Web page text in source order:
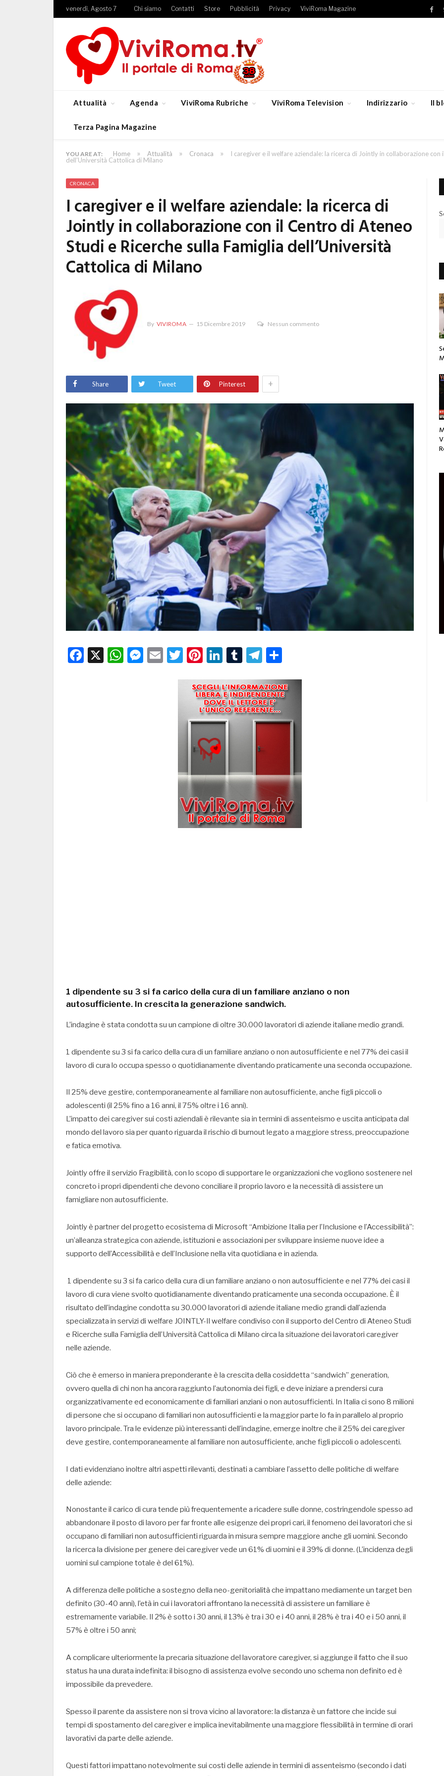
venerdì, Agosto 7 Chi siamo Contatti Store Pubblicità Privacy ViviRoma Magazine
Attualità Agenda ViviRoma Rubriche ViviRoma Television Indirizzario Il
Terza Pagina Magazine
YOU ARE AT: Home » Attualità » Cronaca »
I caregiver e il welfare aziendale: la ricerca di Jointly in collaborazione
dell’Università Cattolica di Milano
CRONACA
I caregiver e il welfare aziendale: la ricerca di
Jointly in collaborazione con il Centro di Ateneo
Studi e Ricerche sulla Famiglia dell’Università
Cattolica di Milano
By VIVIROMA 15 Dicembre 2019 Nessun commento
Share Tweet Pinterest +
Facebook
X WhatsApp
Messenger
EmailTwitter
Pinterest
LinkedIn
TumblrTelegram
1 dipendente su 3 si fa carico della cura di un familiare anziano o non
autosufficiente. In crescita la generazione sandwich.
L’indagine è stata condotta su un campione di oltre 30.000 lavoratori di aziende italiane medio grandi.
1 dipendente su 3 si fa carico della cura di un familiare anziano o non autosufficiente e nel 77% dei casi il
lavoro di cura lo occupa spesso o quotidianamente diventando praticamente una seconda occupazione.
Il 25% deve gestire, contemporaneamente al familiare non autosufficiente, anche figli piccoli o
adolescenti (il 25% fino a 16 anni, il 75% oltre i 16 anni).
L’impatto dei caregiver sui costi aziendali è rilevante sia in termini di assenteismo e uscita anticipata dal
mondo del lavoro sia per quanto riguarda il rischio di burnout legato a maggiore stress, preoccupazione
e fatica emotiva.
Jointly offre il servizio Fragibilità, con lo scopo di supportare le organizzazioni che vogliono sostenere nel
concreto i propri dipendenti che devono conciliare il proprio lavoro e la necessità di assistere un
famigliare non autosufficiente.
Jointly è partner del progetto ecosistema di Microsoft “Ambizione Italia per l’Inclusione e l’Accessibilità”:
un’alleanza strategica con aziende, istituzioni e associazioni per sviluppare insieme nuove idee a
supporto dell’Accessibilità e dell’Inclusione nella vita quotidiana e in azienda.
1 dipendente su 3 si fa carico della cura di un familiare anziano o non autosufficiente e nel 77% dei casi il
lavoro di cura viene svolto quotidianamente diventando praticamente una seconda occupazione. È il
risultato dell’indagine condotta su 30.000 lavoratori di aziende italiane medio grandi dall’azienda
specializzata in servizi di welfare JOINTLY-Il welfare condiviso con il supporto del Centro di Ateneo Studi
e Ricerche sulla Famiglia dell’Università Cattolica di Milano circa la situazione dei lavoratori caregiver
nelle aziende.
Ciò che è emerso in maniera preponderante è la crescita della cosiddetta “sandwich” generation,
ovvero quella di chi non ha ancora raggiunto l’autonomia dei figli, e deve iniziare a prendersi cura
organizzativamente ed economicamente di familiari anziani o non autosufficienti. In Italia ci sono 8 milioni
di persone che si occupano di familiari non autosufficienti e la maggior parte lo fa in parallelo al proprio
lavoro principale. Tra le evidenze più interessanti dell’indagine, emerge inoltre che il 25% dei caregiver
deve gestire, contemporaneamente al familiare non autosufficiente, anche figli piccoli o adolescenti.
I dati evidenziano inoltre altri aspetti rilevanti, destinati a cambiare l’assetto delle politiche di welfare
delle aziende:
Nonostante il carico di cura tende più frequentemente a ricadere sulle donne, costringendole spesso ad
abbandonare il posto di lavoro per far fronte alle esigenze dei propri cari, il fenomeno dei lavoratori che si
occupano di familiari non autosufficienti riguarda in misura sempre maggiore anche gli uomini. Secondo
la ricerca la divisione per genere dei caregiver vede un 61% di uomini e il 39% di donne. (L’incidenza degli
uomini sul campione totale è del 61%).
A differenza delle politiche a sostegno della neo-genitorialità che impattano mediamente un target ben
definito (30-40 anni), l’età in cui i lavoratori affrontano la necessità di assistere un familiare è
estremamente variabile. Il 2% è sotto i 30 anni, il 13% è tra i 30 e i 40 anni, il 28% è tra i 40 e i 50 anni, il
57% è oltre i 50 anni;
A complicare ulteriormente la precaria situazione del lavoratore caregiver, si aggiunge il fatto che il suo
status ha una durata indefinita: il bisogno di assistenza evolve secondo uno schema non definito ed è
impossibile da prevedere.
Spesso il parente da assistere non si trova vicino al lavoratore: la distanza è un fattore che incide sui
tempi di spostamento del caregiver e implica inevitabilmente una maggiore flessibilità in termine di orari
lavorativi da parte delle aziende.
Questi fattori impattano notevolmente sui costi delle aziende in termini di assenteismo (secondo i dati